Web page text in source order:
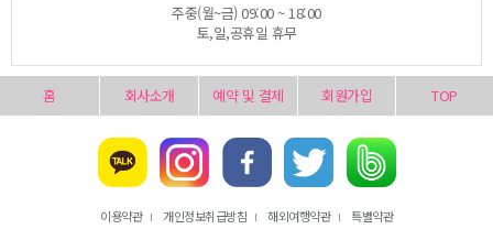
주중(월~금) 09:00 ~ 18:00
토,일,공휴일 휴무
홈 회사소개 예약 및 결제 회원가입 TOP
이용약관 l 개인정보취급방침 l 해외여행약관 l 특별약관